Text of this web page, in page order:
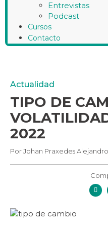
Entrevistas
Podcast
Cursos
Contacto
Actualidad
TIPO DE
2022
PorJohan Praxedes